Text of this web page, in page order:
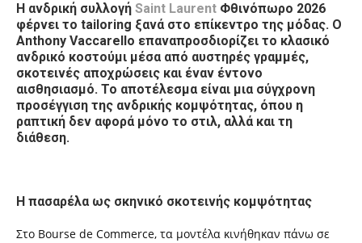
Η ανδρική συλλογή Saint Laurent Φθινόπωρο 2026
φέρνει το tailoring ξανά στο επίκεντρο της μόδας. Ο
Anthony Vaccarello επαναπροσδιορίζει το κλασικό
ανδρικό κοστούμι μέσα από αυστηρές γραμμές,
σκοτεινές αποχρώσεις και έναν έντονο
αισθησιασμό. Το αποτέλεσμα είναι μια σύγχρονη
προσέγγιση της ανδρικής κομψότητας, όπου η
ραπτική δεν αφορά μόνο το στιλ, αλλά και τη
διάθεση.
Η πασαρέλα ως σκηνικό σκοτεινής κομψότητας
Στο Bourse de Commerce, τα μοντέλα κινήθηκαν πάνω σε